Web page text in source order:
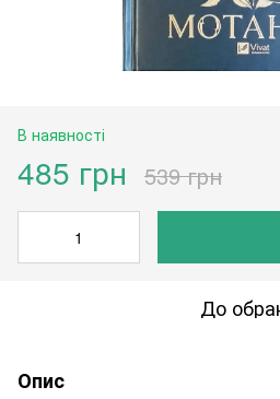
В наявності
485 грн 539 грн
До
Опис